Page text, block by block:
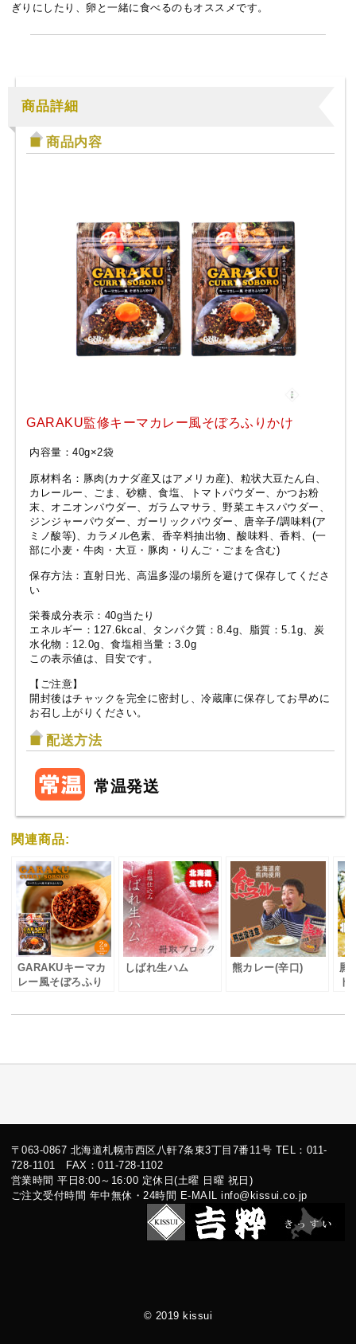
ぎりにしたり、卵と一緒に食べるのもオススメです。
商品詳細
商品内容
GARAKU監修キーマカレー風そぼろふりかけ
内容量：40g×2袋
原材料名：豚肉(カナダ産又はアメリカ産)、粒状大豆たん白、
カレールー、ごま、砂糖、食塩、トマトパウダー、かつお粉
末、オニオンパウダー、ガラムマサラ、野菜エキスパウダー、
ジンジャーパウダー、ガーリックパウダー、唐辛子/調味料(ア
ミノ酸等)、カラメル色素、香辛料抽出物、酸味料、香料、(一
部に小麦・牛肉・大豆・豚肉・りんご・ごまを含む)
保存方法：直射日光、高温多湿の場所を避けて保存してくださ
い
栄養成分表示：40g当たり
エネルギー：127.6kcal、タンパク質：8.4g、脂質：5.1g、炭
水化物：12.0g、食塩相当量：3.0g
この表示値は、目安です。
【ご注意】
開封後はチャックを完全に密封し、冷蔵庫に保存してお早めに
お召し上がりください。
配送方法
常温発送
関連商品:
GARAKUキーマカ
レー風そぼろふり
しばれ生ハム 熊カレー(辛口)
豚
ト
〒063-0867 北海道札幌市西区八軒7条東3丁目7番11号 TEL：011-
728-1101 FAX：011-728-1102
営業時間 平日8:00～16:00 定休日(土曜 日曜 祝日)
ご注文受付時間 年中無休・24時間 E-MAIL info@kissui.co.jp
© 2019 kissui